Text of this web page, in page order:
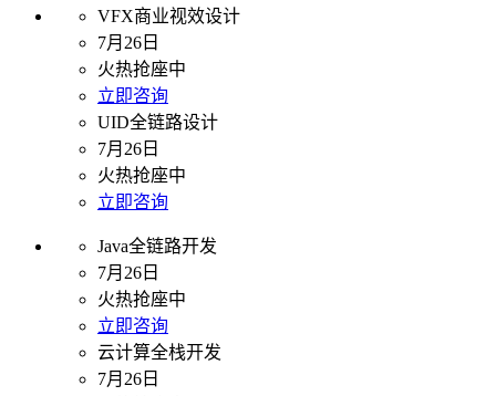
VFX商业视效设计
7月26日
火热抢座中
立即咨询
UID全链路设计
7月26日
火热抢座中
立即咨询
Java全链路开发
7月26日
火热抢座中
立即咨询
云计算全栈开发
7月26日